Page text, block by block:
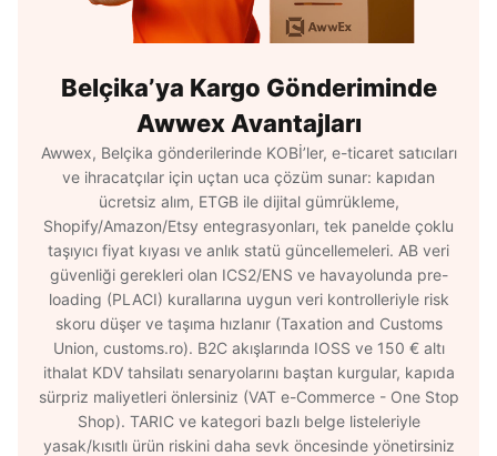
Belçika’ya Kargo Gönderiminde
Awwex Avantajları
Awwex, Belçika gönderilerinde KOBİ’ler, e-ticaret satıcıları
ve ihracatçılar için uçtan uca çözüm sunar: kapıdan
ücretsiz alım, ETGB ile dijital gümrükleme,
Shopify/Amazon/Etsy entegrasyonları, tek panelde çoklu
taşıyıcı fiyat kıyası ve anlık statü güncellemeleri. AB veri
güvenliği gerekleri olan ICS2/ENS ve havayolunda pre-
loading (PLACI) kurallarına uygun veri kontrolleriyle risk
skoru düşer ve taşıma hızlanır (Taxation and Customs
Union, customs.ro). B2C akışlarında IOSS ve 150 € altı
ithalat KDV tahsilatı senaryolarını baştan kurgular, kapıda
sürpriz maliyetleri önlersiniz (VAT e-Commerce - One Stop
Shop). TARIC ve kategori bazlı belge listeleriyle
yasak/kısıtlı ürün riskini daha sevk öncesinde yönetirsiniz